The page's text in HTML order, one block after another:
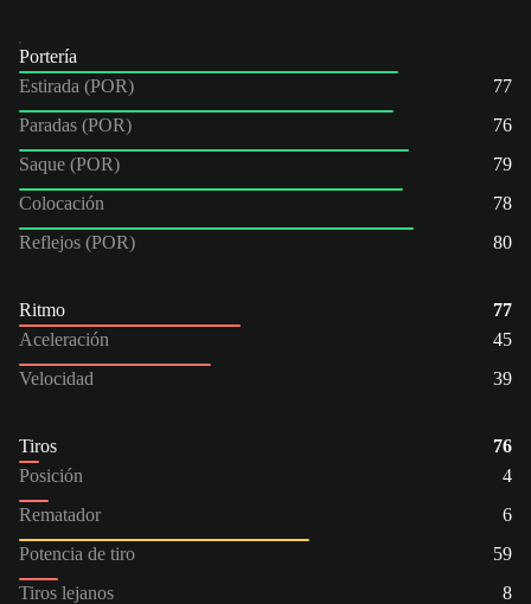
Portería
Estirada (POR)
77
Paradas (POR)
76
Saque (POR)
79
Colocación
78
Reflejos (POR)
80
Ritmo
77
Aceleración
45
Velocidad
39
Tiros
76
Posición
4
Rematador
6
Potencia de tiro
59
Tiros lejanos
8